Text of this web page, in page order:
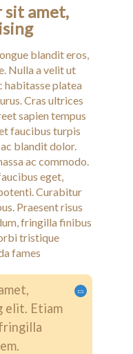
sit amet,
blandit eros,
Nulla a velit ut
habitasse platea
Cras ultrices
sapien tempus
faucibus turpis
blandit dolor.
ac commodo.
eget,
Curabitur
Praesent risus
fringilla finibus
tristique
fames
elit. Etiam